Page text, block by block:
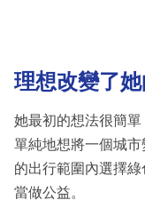
理想改變了
她最初的想法很簡
單純地想將一個城
的出行範圍內選擇
當做公益。